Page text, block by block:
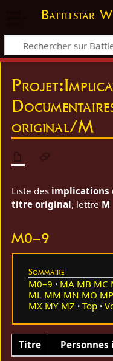
Battlestar
Projet:
original/M
Liste des implications
titre original, lettre M
M0–9
Sommaire
M0–9 MA MB MC
ML MM MN MO MP
MX MY MZ Top
Titre